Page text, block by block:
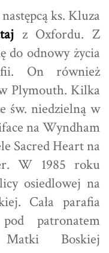
ks. Kluza
z Oxfordu. Z
do odnowy życia
On również
Plymouth. Kilka
św. niedzielną w
na Wyndham
Sacred Heart na
W 1985 roku
osiedlowej na
Cała parafia
patronatem
Boskiej